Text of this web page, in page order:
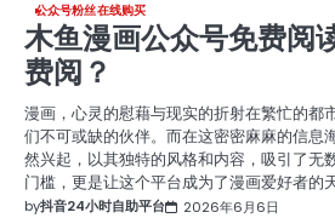
公众号粉丝在线购买
木鱼漫画公众号免费阅
费阅？
漫画，心灵的慰藉与现实的折射在繁忙的都
们不可或缺的伙伴。而在这密密麻麻的信息
然兴起，以其独特的风格和内容，吸引了无
门槛，更是让这个平台成为了漫画爱好者的
by抖音24小时自助平台 2026年6月6日